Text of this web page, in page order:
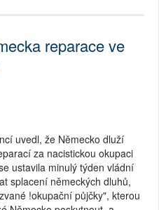
reparace ve
uvedl, že Německo dluží
za nacistickou okupaci
ustavila minulý týden vládní
splacení německých dluhů,
!okupační půjčky", kterou